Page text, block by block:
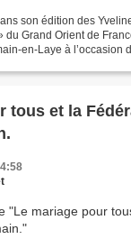
son édition des
du Grand Orient de
en-Laye à l’occasion
tous et la